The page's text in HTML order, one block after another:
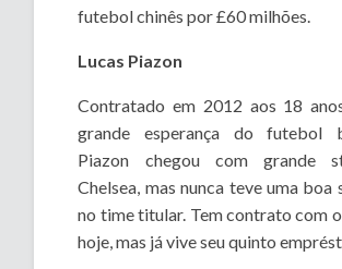
futebol chinês por £60 milhões.
Lucas Piazon
Contratado em 2012 aos 18
grande esperança do futebol
Piazon chegou com grande
Chelsea, mas nunca teve uma boa
no time titular. Tem contrato com o
hoje, mas já vive seu quinto